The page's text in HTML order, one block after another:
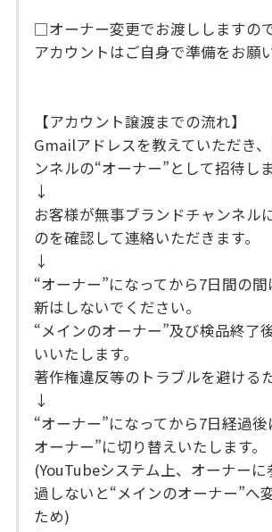
□オーナー変更でお渡ししますの
アカウントはご自身で準備をお願
【アカウント譲渡までの流れ】
Gmailアドレスを教えていただき
ンネルの“オーナー”として招待しま
↓
お客様が無事ブランドチャンネル
のを確認して連絡いただきます。
↓
“オーナー”になってから7日間の
新はしないでください。
“メインのオーナー”及び検品終了
いいたします。
著作権違反等のトラブルを避ける
↓
“オーナー”になってから7日経過
オーナー”に切り替えいたします。
(YouTubeシステム上、オーナーに
過しないと“メインのオーナー”へ
ため)